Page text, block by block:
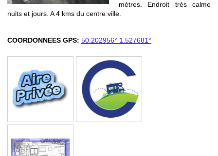
mètres. Endroit très calme
nuits et jours. A 4 kms du centre ville.
COORDONNEES GPS: 50.202956° 1.527681°